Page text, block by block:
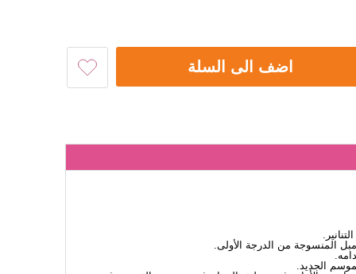
اضف الى السلة
المنسوجة من الدرجة الأولى.
الجديد.